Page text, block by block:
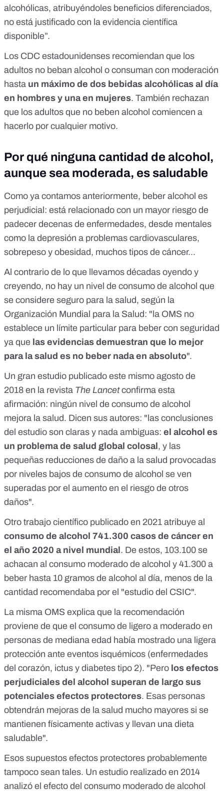
alcohólicas, atribuyéndoles beneficios diferenciados,
no está justificado con la evidencia científica
disponible”.
Los CDC estadounidenses recomiendan que los
adultos no beban alcohol o consuman con moderación
hasta un máximo de dos bebidas alcohólicas al día
en hombres y una en mujeres. También rechazan
que los adultos que no beben alcohol comiencen a
hacerlo por cualquier motivo.
Por qué ninguna cantidad de alcohol,
aunque sea moderada, es saludable
Como ya contamos anteriormente, beber alcohol es
perjudicial : está relacionado con un mayor riesgo de
padecer decenas de enfermedades, desde mentales
como la depresión a problemas cardiovasculares,
sobrepeso y obesidad, muchos tipos de cáncer...
Al contrario de lo que llevamos décadas oyendo y
creyendo, no hay un nivel de consumo de alcohol que
se considere seguro para la salud, según la
Organización Mundial para la Salud: "la OMS no
establece un límite particular para beber con seguridad
ya que las evidencias demuestran que lo mejor
para la salud es no beber nada en absoluto".
Un gran estudio publicado este mismo agosto de
2018 en la revista The Lancet confirma esta
afirmación: ningún nivel de consumo de alcohol
mejora la salud. Dicen sus autores: "las conclusiones
del estudio son claras y nada ambiguas: el alcohol es
un problema de salud global colosal , y las
pequeñas reducciones de daño a la salud provocadas
por niveles bajos de consumo de alcohol se ven
superadas por el aumento en el riesgo de otros
daños".
Otro trabajo científico publicado en 2021 atribuye al
consumo de alcohol 741.300 casos de cáncer en
el año 2020 a nivel mundial . De estos, 103.100 se
achacan al consumo moderado de alcohol y 41.300 a
beber hasta 10 gramos de alcohol al día, menos de la
cantidad recomendaba por el "estudio del CSIC".
La misma OMS explica que la recomendación
proviene de que el consumo de ligero a moderado en
personas de mediana edad había mostrado una ligera
protección ante eventos isquémicos (enfermedades
del corazón, ictus y diabetes tipo 2). "Pero los efectos
perjudiciales del alcohol superan de largo sus
potenciales efectos protectores. Esas personas
obtendrán mejoras de la salud mucho mayores si se
mantienen físicamente activas y llevan una dieta
saludable".
Esos supuestos efectos protectores probablemente
tampoco sean tales. Un estudio realizado en 2014
analizó el efecto del consumo moderado de alcohol